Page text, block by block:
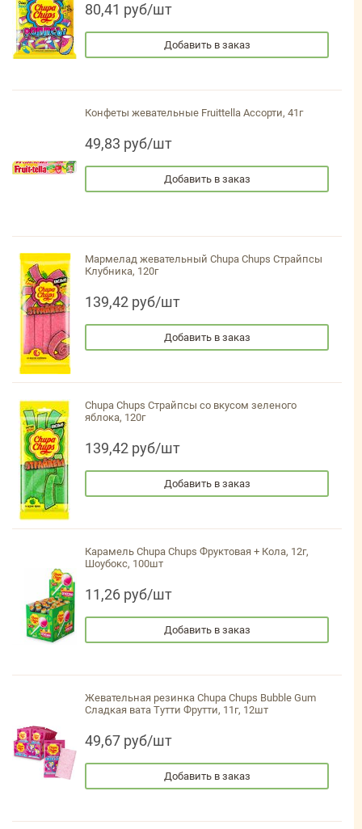
80,41 руб/шт
Добавить в заказ
Конфеты жевательные Fruittella Ассорти, 41г
49,83 руб/шт
Добавить в заказ
Мармелад жевательный Chupa Chups Страйпсы
Клубника, 120г
139,42 руб/шт
Добавить в заказ
Chupa Chups Страйпсы со вкусом зеленого
яблока, 120г
139,42 руб/шт
Добавить в заказ
Карамель Chupa Chups Фруктовая + Кола, 12г,
Шоубокс, 100шт
11,26 руб/шт
Добавить в заказ
Жевательная резинка Chupa Chups Bubble Gum
Сладкая вата Тутти Фрутти, 11г, 12шт
49,67 руб/шт
Добавить в заказ